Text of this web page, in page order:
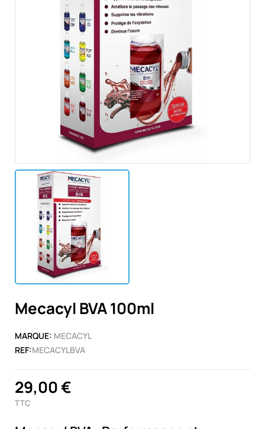
Mecacyl BVA 100ml
MARQUE: MECACYL
REF:MECACYLBVA
29,00 €
TTC